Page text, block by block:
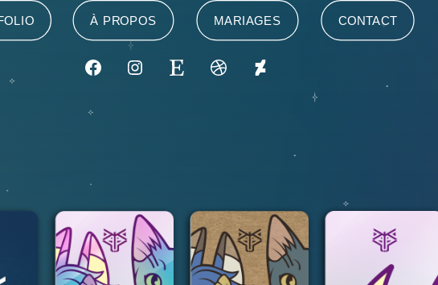
À PROPOS MARIAGES CONTACT